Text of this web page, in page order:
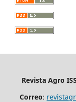
Revista Agro
Correo: